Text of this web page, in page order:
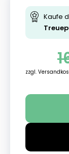
Kaufe
zzgl.